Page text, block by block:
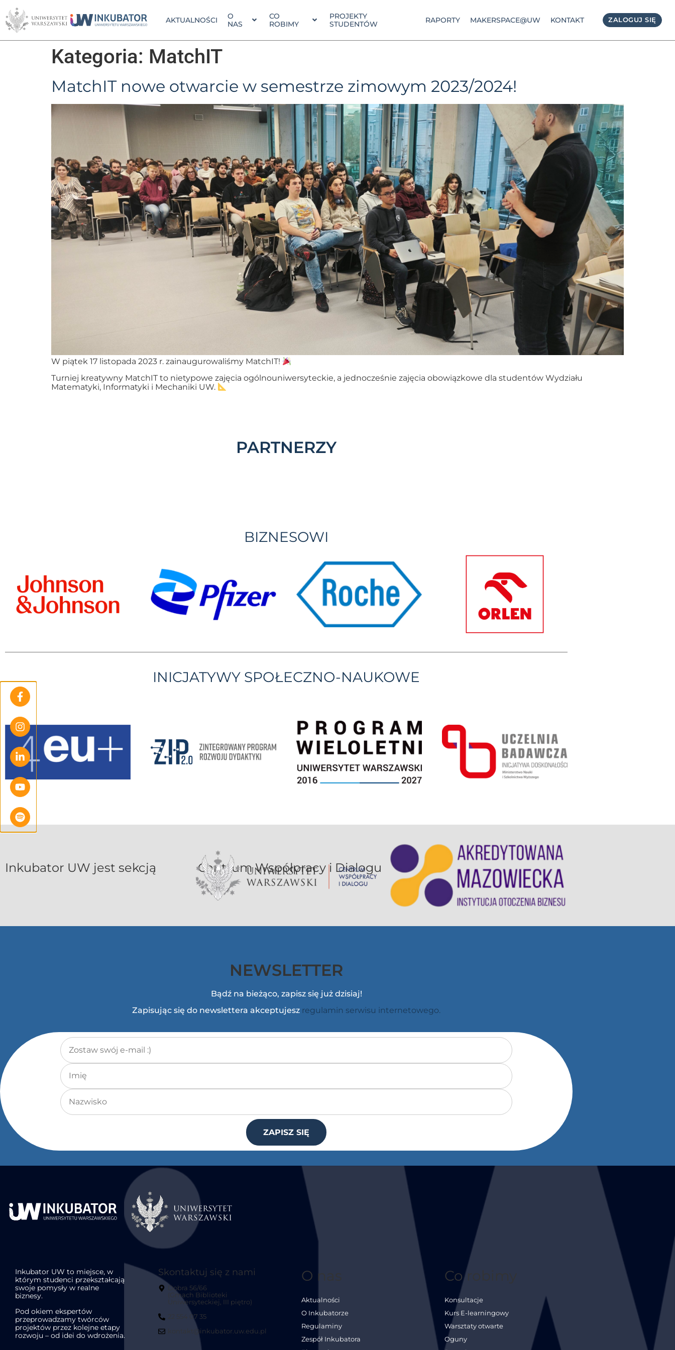
AKTUALNOŚCI
O
NAS
CO
ROBIMY
PROJEKTY
STUDENTÓW
RAPORTY MAKERSPACE@UW KONTAKT ZALOGUJ SIĘ
Kategoria: MatchIT
MatchIT nowe otwarcie w semestrze zimowym 2023/2024!
W piątek 17 listopada 2023 r. zainaugurowaliśmy MatchIT!
Turniej kreatywny MatchIT to nietypowe zajęcia ogólnouniwersyteckie, a jednocześnie zajęcia obowiązkowe dla studentów Wydziału
Matematyki, Informatyki i Mechaniki UW.
PARTNERZY
BIZNESOWI
INICJATYWY SPOŁECZNO-NAUKOWE
Inkubator UW jest sekcją Centrum Współpracy i Dialogu
NEWSLETTER
Bądź na bieżąco, zapisz się już dzisiaj!
Zapisując się do newslettera akceptujesz regulamin serwisu internetowego.
Adres e-mail*
Imię
Nazwisko
ZAPISZ SIĘ
Inkubator UW to miejsce, w
którym studenci przekształcają
swoje pomysły w realne
biznesy.
Pod okiem ekspertów
przeprowadzamy twórców
projektów przez kolejne etapy
rozwoju – od idei do wdrożenia.
Skontaktuj się z nami
Dobra 56/66
(Gmach Biblioteki
Uniwersyteckiej, III piętro)
22 554 07 35
kontakt@inkubator.uw.edu.pl
O nas
Aktualności
O Inkubatorze
Regulaminy
Zespół Inkubatora
Co robimy
Konsultacje
Kurs E-learningowy
Warsztaty otwarte
Oguny